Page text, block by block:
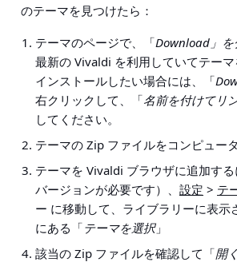
のテーマを見つけたら：
テーマのページで、「Download」を
最新の Vivaldi を利用していてテー
インストールしたい場合には、「
右クリックして、「名前を付けてリ
してください。
テーマの Zip ファイルをコンピュー
テーマを Vivaldi ブラウザに追加す
バージョンが必要です）、 設定 > テ
ー に移動して、ライブラリーに表示
にある「テーマを選択」
該当の Zip ファイルを確認して「開く